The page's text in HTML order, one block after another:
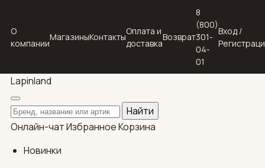
О
компании
МагазиныКонтакты
Оплата и
доставка
Возврат
8
(800)
301-
04-
01
Вход /
Lapinland
Поиск по каталогу
Найти
Онлайн-чатИзбранноеКорзина
Новинки